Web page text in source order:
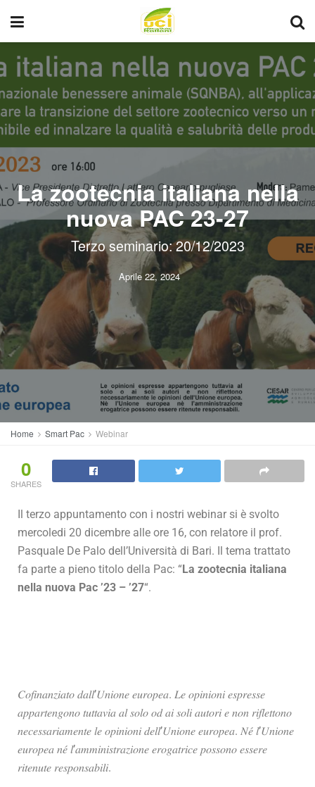
La zootecnia italiana nella
nuova PAC 23-27
Terzo seminario: 20/12/2023
Aprile 22, 2024
Home Smart Pac Webinar
0
SHARES
Il terzo appuntamento con i nostri webinar si è svolto
mercoledi 20 dicembre alle ore 16, con relatore il prof.
Pasquale De Palo dell’Università di Bari. Il tema trattato
fa parte a pieno titolo della Pac: “La zootecnia italiana
nella nuova Pac ’23 – ’27“.
𝐶𝑜𝑓𝑖𝑛𝑎𝑛𝑧𝑖𝑎𝑡𝑜 𝑑𝑎𝑙𝑙’𝑈𝑛𝑖𝑜𝑛𝑒 𝑒𝑢𝑟𝑜𝑝𝑒𝑎. 𝐿𝑒 𝑜𝑝𝑖𝑛𝑖𝑜𝑛𝑖 𝑒𝑠𝑝𝑟𝑒𝑠𝑠𝑒
𝑎𝑝𝑝𝑎𝑟𝑡𝑒𝑛𝑔𝑜𝑛𝑜 𝑡𝑢𝑡𝑡𝑎𝑣𝑖𝑎 𝑎𝑙 𝑠𝑜𝑙𝑜 𝑜𝑑 𝑎𝑖 𝑠𝑜𝑙𝑖 𝑎𝑢𝑡𝑜𝑟𝑖 𝑒 𝑛𝑜𝑛 𝑟𝑖𝑓𝑙𝑒𝑡𝑡𝑜𝑛𝑜
𝑛𝑒𝑐𝑒𝑠𝑠𝑎𝑟𝑖𝑎𝑚𝑒𝑛𝑡𝑒 𝑙𝑒 𝑜𝑝𝑖𝑛𝑖𝑜𝑛𝑖 𝑑𝑒𝑙𝑙’𝑈𝑛𝑖𝑜𝑛𝑒 𝑒𝑢𝑟𝑜𝑝𝑒𝑎. 𝑁𝑒́ 𝑙’𝑈𝑛𝑖𝑜𝑛𝑒
𝑒𝑢𝑟𝑜𝑝𝑒𝑎 𝑛𝑒́ 𝑙’𝑎𝑚𝑚𝑖𝑛𝑖𝑠𝑡𝑟𝑎𝑧𝑖𝑜𝑛𝑒 𝑒𝑟𝑜𝑔𝑎𝑡𝑟𝑖𝑐𝑒 𝑝𝑜𝑠𝑠𝑜𝑛𝑜 𝑒𝑠𝑠𝑒𝑟𝑒
𝑟𝑖𝑡𝑒𝑛𝑢𝑡𝑒 𝑟𝑒𝑠𝑝𝑜𝑛𝑠𝑎𝑏𝑖𝑙𝑖.